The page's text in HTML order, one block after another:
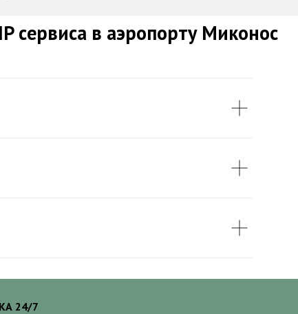
в аэропорту Миконос
24/7